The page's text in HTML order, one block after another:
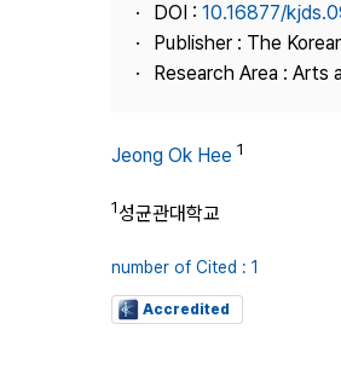
DOI : 10.16877/
Publisher : The
Research Area : Arts
Jeong Ok Hee 1
1성균관대학교
number of Cited : 1
Accredited